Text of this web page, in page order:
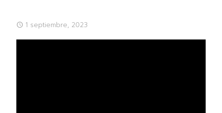
1 septiembre, 2023